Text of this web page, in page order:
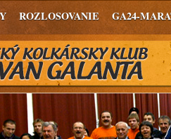
ROZLOSOVANIE GA24-